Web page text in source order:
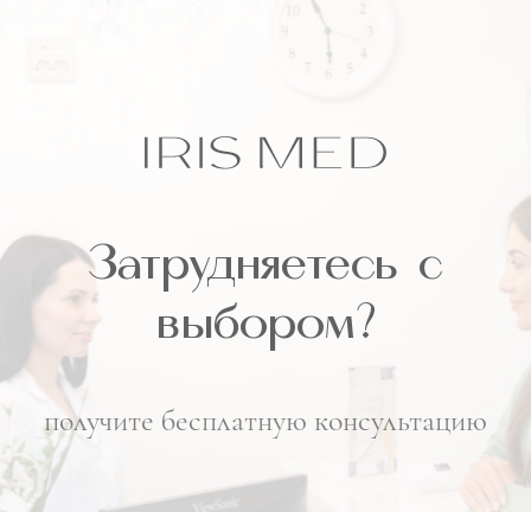
Затрудняетесь с
выбором?
получите бесплатную консультацию